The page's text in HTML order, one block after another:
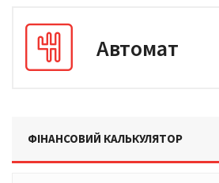
Автомат
ФІНАНСОВИЙ КАЛЬКУЛЯТОР